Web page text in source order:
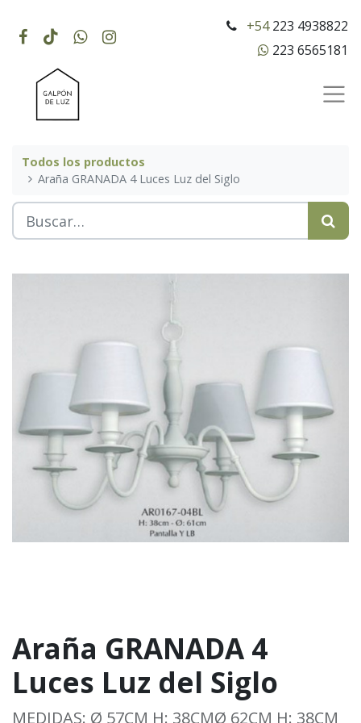
+54223 4938822
223 6565181
Todos los productos
Araña GRANADA 4 Luces Luz del Siglo
Araña GRANADA 4
Luces Luz del Siglo
MEDIDAS: Ø 57CM H: 38CMØ 62CM H: 38CM